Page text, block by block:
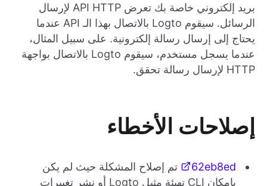
بريد إلكتروني خاصة بك تعرض API HTTP لإرسال
الرسائل. سيقوم Logto بالاتصال بهذا الـ API عندما
يحتاج إلى إرسال رسالة إلكترونية. على سبيل المثال،
عندما يسجل مستخدم، سيقوم Logto بالاتصال بواجهة
HTTP لإرسال رسالة تحقق.
إصلاحات الأخطاء
62eb8ed
تم إصلاح المشكلة حيث لم يكن
بإمكان CLI تهيئة مثيل Logto أو نشر تغييرات